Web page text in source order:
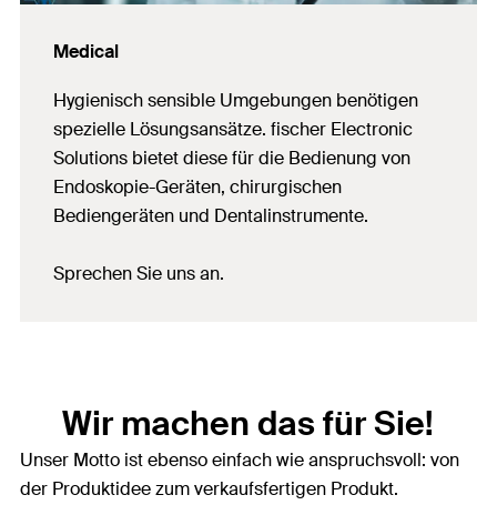
Medical
Hygienisch sensible Umgebungen benötigen
spezielle Lösungsansätze. fischer Electronic
Solutions bietet diese für die Bedienung von
Endoskopie-Geräten, chirurgischen
Bediengeräten und Dentalinstrumente.
Sprechen Sie uns an.
Wir machen das für Sie!
Unser Motto ist ebenso einfach wie anspruchsvoll: von
der Produktidee zum verkaufsfertigen Produkt.